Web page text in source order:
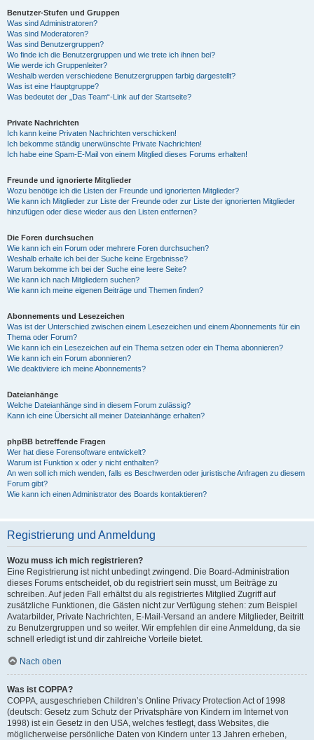
Benutzer-Stufen und Gruppen
Was sind Administratoren?
Was sind Moderatoren?
Was sind Benutzergruppen?
Wo finde ich die Benutzergruppen und wie trete ich ihnen bei?
Wie werde ich Gruppenleiter?
Weshalb werden verschiedene Benutzergruppen farbig dargestellt?
Was ist eine Hauptgruppe?
Was bedeutet der „Das Team“-Link auf der Startseite?
Private Nachrichten
Ich kann keine Privaten Nachrichten verschicken!
Ich bekomme ständig unerwünschte Private Nachrichten!
Ich habe eine Spam-E-Mail von einem Mitglied dieses Forums erhalten!
Freunde und ignorierte Mitglieder
Wozu benötige ich die Listen der Freunde und ignorierten Mitglieder?
Wie kann ich Mitglieder zur Liste der Freunde oder zur Liste der ignorierten Mitglieder
hinzufügen oder diese wieder aus den Listen entfernen?
Die Foren durchsuchen
Wie kann ich ein Forum oder mehrere Foren durchsuchen?
Weshalb erhalte ich bei der Suche keine Ergebnisse?
Warum bekomme ich bei der Suche eine leere Seite?
Wie kann ich nach Mitgliedern suchen?
Wie kann ich meine eigenen Beiträge und Themen finden?
Abonnements und Lesezeichen
Was ist der Unterschied zwischen einem Lesezeichen und einem Abonnements für ein
Thema oder Forum?
Wie kann ich ein Lesezeichen auf ein Thema setzen oder ein Thema abonnieren?
Wie kann ich ein Forum abonnieren?
Wie deaktiviere ich meine Abonnements?
Dateianhänge
Welche Dateianhänge sind in diesem Forum zulässig?
Kann ich eine Übersicht all meiner Dateianhänge erhalten?
phpBB betreffende Fragen
Wer hat diese Forensoftware entwickelt?
Warum ist Funktion x oder y nicht enthalten?
An wen soll ich mich wenden, falls es Beschwerden oder juristische Anfragen zu diesem
Forum gibt?
Wie kann ich einen Administrator des Boards kontaktieren?
Registrierung und Anmeldung
Wozu muss ich mich registrieren?
Eine Registrierung ist nicht unbedingt zwingend. Die Board-Administration
dieses Forums entscheidet, ob du registriert sein musst, um Beiträge zu
schreiben. Auf jeden Fall erhältst du als registriertes Mitglied Zugriff auf
zusätzliche Funktionen, die Gästen nicht zur Verfügung stehen: zum Beispiel
Avatarbilder, Private Nachrichten, E-Mail-Versand an andere Mitglieder, Beitritt
zu Benutzergruppen und so weiter. Wir empfehlen dir eine Anmeldung, da sie
schnell erledigt ist und dir zahlreiche Vorteile bietet.
Nach oben
Was ist COPPA?
COPPA, ausgeschrieben Children’s Online Privacy Protection Act of 1998
(deutsch: Gesetz zum Schutz der Privatsphäre von Kindern im Internet von
1998) ist ein Gesetz in den USA, welches festlegt, dass Websites, die
möglicherweise persönliche Daten von Kindern unter 13 Jahren erheben,